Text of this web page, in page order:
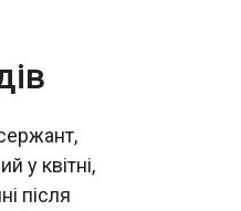
у квітні,
після